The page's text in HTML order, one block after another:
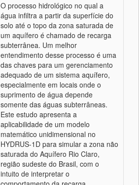
O processo hidrológico no qual a
água infiltra a partir da superfície do
solo até o topo da zona saturada de
um aquífero é chamado de recarga
subterrânea. Um melhor
entendimento desse processo é uma
das chaves para um gerenciamento
adequado de um sistema aquífero,
especialmente em locais onde o
suprimento de água depende
somente das águas subterrâneas.
Este estudo apresenta a
aplicabilidade de um modelo
matemático unidimensional no
HYDRUS-1D para simular a zona não
saturada do Aquífero Rio Claro,
região sudeste do Brasil, com o
intuito de interpretar o